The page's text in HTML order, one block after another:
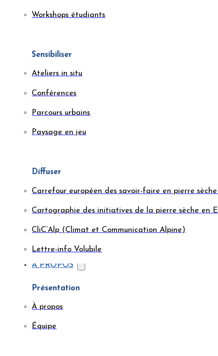
Workshops étudiants
Sensibiliser
Ateliers in situ
Conférences
Parcours urbains
Paysage en jeu
Diffuser
Carrefour européen des savoir-faire en pierre
Cartographie des initiatives de la pierre sèche en
CliC’Alp (Climat et Communication Alpine)
Lettre-info Volubile
À PROPOS
Présentation
À propos
Équipe